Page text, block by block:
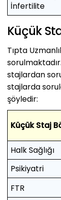
İnfertilite
Küçük
Tıpta
stajlardan soru
stajlarda
şöyledir:
Küçük Staj
Halk Sağlığı
Psikiyatri
FTR